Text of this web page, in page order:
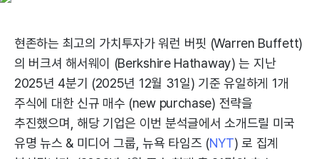
현존하는 최고의 가치투자가 워런 버핏 (Warren Buffett)
의 버크셔 해서웨이 (Berkshire Hathaway) 는 지난
2025년 4분기 (2025년 12월 31일) 기준 유일하게 1개
주식에 대한 신규 매수 (new purchase) 전략을
추진했으며, 해당 기업은 이번 분석글에서 소개드릴 미국
유명 뉴스 & 미디어 그룹, 뉴욕 타임즈 (NYT) 로 집계